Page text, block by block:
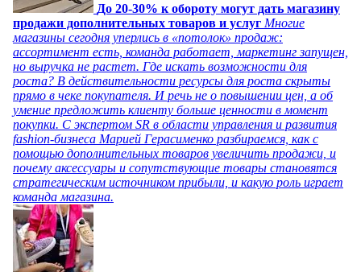
До 20-30% к обороту могут дать магазину
продажи дополнительных товаров и услуг Многие
магазины сегодня уперлись в «потолок» продаж:
ассортимент есть, команда работает, маркетинг запущен,
но выручка не растет. Где искать возможности для
роста? В действительности ресурсы для роста скрыты
прямо в чеке покупателя. И речь не о повышении цен, а об
умение предложить клиенту больше ценности в момент
покупки. С экспертом SR в области управления и развития
fashion-бизнеса Марией Герасименко разбираемся, как с
помощью дополнительных товаров увеличить продажи, и
почему аксессуары и сопутствующие товары становятся
стратегическим источником прибыли, и какую роль играет
команда магазина.